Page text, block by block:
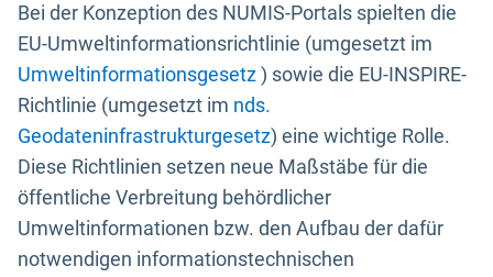
Bei der Konzeption des NUMIS-Portals spielten die
EU-Umweltinformationsrichtlinie (umgesetzt im
Umweltinformationsgesetz) sowie die EU-INSPIRE-
Richtlinie (umgesetzt im nds.
Geodateninfrastrukturgesetz) eine wichtige Rolle.
Diese Richtlinien setzen neue Maßstäbe für die
öffentliche Verbreitung behördlicher
Umweltinformationen bzw. den Aufbau der dafür
notwendigen informationstechnischen